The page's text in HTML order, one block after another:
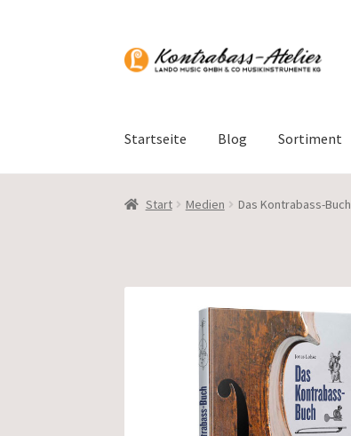
Zur
Navigation
Zum
Inhalt
Startseite Blog Sortiment
Start Medien Das Kontrabass-Buch